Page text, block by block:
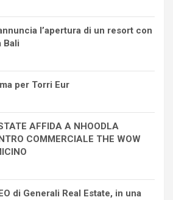
l’apertura di un resort con
Bali
per Torri Eur
AFFIDA A NHOODLA
COMMERCIALE THE WOW
di Generali Real Estate, in una